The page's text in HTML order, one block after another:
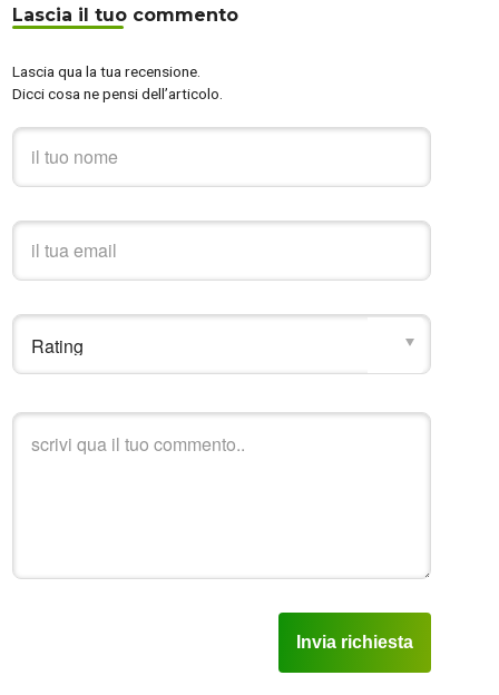
Lascia il tuo commento
Lascia qua la tua recensione.
Dicci cosa ne pensi dell’articolo.